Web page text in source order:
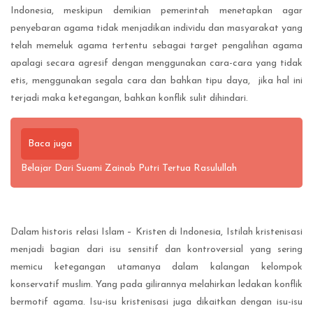
Indonesia, meskipun demikian pemerintah menetapkan agar
penyebaran agama tidak menjadikan individu dan masyarakat yang
telah memeluk agama tertentu sebagai target pengalihan agama
apalagi secara agresif dengan menggunakan cara-cara yang tidak
etis, menggunakan segala cara dan bahkan tipu daya, jika hal ini
terjadi maka ketegangan, bahkan konflik sulit dihindari.
Baca juga
Belajar Dari Suami Zainab Putri Tertua Rasulullah
Dalam historis relasi Islam – Kristen di Indonesia, Istilah kristenisasi
menjadi bagian dari isu sensitif dan kontroversial yang sering
memicu ketegangan utamanya dalam kalangan kelompok
konservatif muslim. Yang pada gilirannya melahirkan ledakan konflik
bermotif agama. Isu-isu kristenisasi juga dikaitkan dengan isu-isu